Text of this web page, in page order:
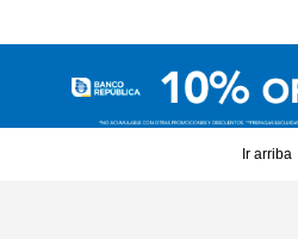
Ir arriba